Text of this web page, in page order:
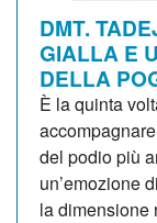
DMT.
GIALLA E
DELLA
È la quinta
del podio più
un’emozione
la dimensione